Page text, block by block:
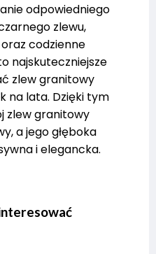
odpowiedniego
zlewu,
codzienne
najskuteczniejsze
zlew granitowy
na lata. Dzięki tym
zlew granitowy
a jego głęboka
i elegancka.